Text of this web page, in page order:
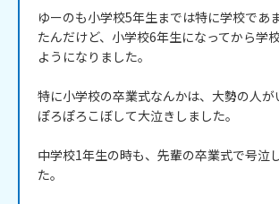
ゆーのも小学校5年生までは特に学校であ
たんだけど、小学校6年生になってから学
ようになりました。
特に小学校の卒業式なんかは、大勢の人が
ぽろぽろこぼして大泣きしました。
中学校1年生の時も、先輩の卒業式で号泣
た。